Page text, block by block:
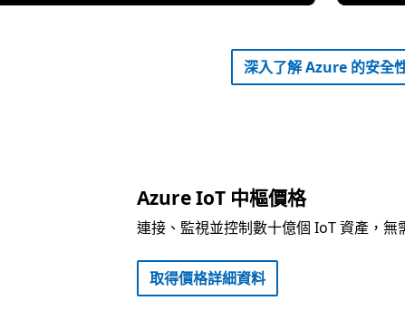
深入了解 Azure 的安全
Azure IoT 中樞價格
連接、監視並控制數十億個 IoT 資產，
取得價格詳細資料